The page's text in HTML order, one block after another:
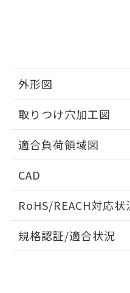
外形図
取りつけ穴加工図
適合負荷領域図
CAD
ドすることができます。
ログイ
RoHS/REACH対応状
EU RoHS 注意事項・凡
規格認証/適合状況
※当社の共同
指します。
51物質の非含有証明
※本証明書は発行日
るもので、過去に
ものではありません
また、RoHS指令
物質の対応では、対
荷製品に未対応品が
していることから
り、2022年1月12日
す。